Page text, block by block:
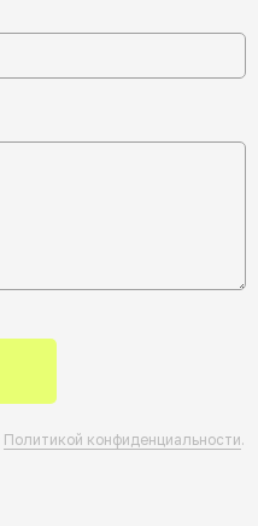
Политикой конфиденциальности.